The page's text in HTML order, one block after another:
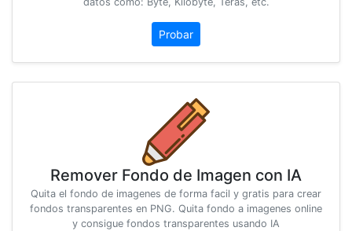
Probar
Remover Fondo de Imagen con IA
Quita el fondo de imagenes de forma facil y gratis para crear
fondos transparentes en PNG. Quita fondo a imagenes online
y consigue fondos transparentes usando IA